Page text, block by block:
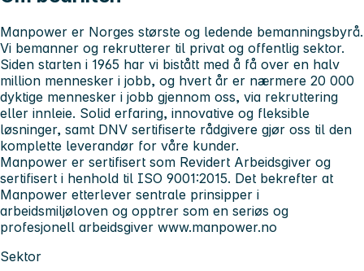
Manpower er Norges største og ledende bemanningsbyrå.
Vi bemanner og rekrutterer til privat og offentlig sektor.
Siden starten i 1965 har vi bistått med å få over en halv
million mennesker i jobb, og hvert år er nærmere 20 000
dyktige mennesker i jobb gjennom oss, via rekruttering
eller innleie. Solid erfaring, innovative og fleksible
løsninger, samt DNV sertifiserte rådgivere gjør oss til den
komplette leverandør for våre kunder.
Manpower er sertifisert som Revidert Arbeidsgiver og
sertifisert i henhold til ISO 9001:2015. Det bekrefter at
Manpower etterlever sentrale prinsipper i
arbeidsmiljøloven og opptrer som en seriøs og
profesjonell arbeidsgiver www.manpower.no
Sektor